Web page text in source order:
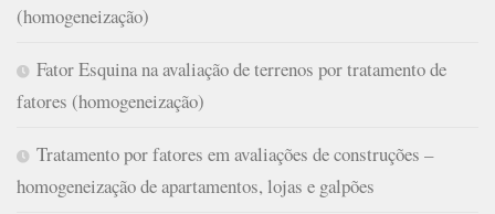
(homogeneização)
Fator Esquina na avaliação de terrenos por tratamento de
fatores (homogeneização)
Tratamento por fatores em avaliações de construções –
homogeneização de apartamentos, lojas e galpões